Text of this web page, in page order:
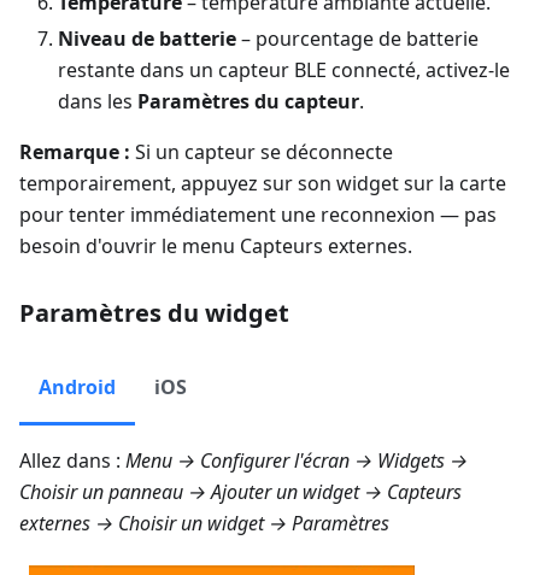
Niveau de batterie– pourcentage de batterie
restante dans un capteur BLE connecté, activez-le
dans les Paramètres du capteur.
Remarque : Si un capteur se déconnecte
temporairement, appuyez sur son widget sur la carte
pour tenter immédiatement une reconnexion — pas
besoin d'ouvrir le menu Capteurs externes.
Paramètres du widget
Android iOS
Allez dans : Menu → Configurer l'écran → Widgets →
Choisir un panneau → Ajouter un widget → Capteurs
externes → Choisir un widget → Paramètres